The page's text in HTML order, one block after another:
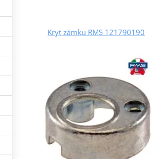
Kryt zámku RMS 121790190